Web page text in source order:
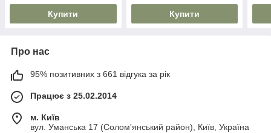
Купити Купити
Про нас
95% позитивних з 661 відгука за рік
Працює з 25.02.2014
м. Київ
вул. Уманська 17 (Солом'янський район), Київ, Україна